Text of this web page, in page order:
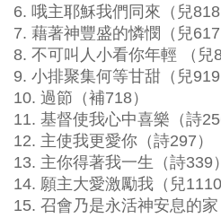
6. 哦主耶穌我們同來（兒818
7. 藉著神豐盛的憐憫（兒617
8. 不可叫人小看你年輕 （兒
9. 小排聚集何等甘甜（兒919
10. 過節（補718）
11. 基督使我心中喜樂（詩
12. 主使我更愛你（詩297）
13. 主你得著我一生（詩339）
14. 願主大愛激勵我（兒1110
15. 召會乃是永活神安息的家